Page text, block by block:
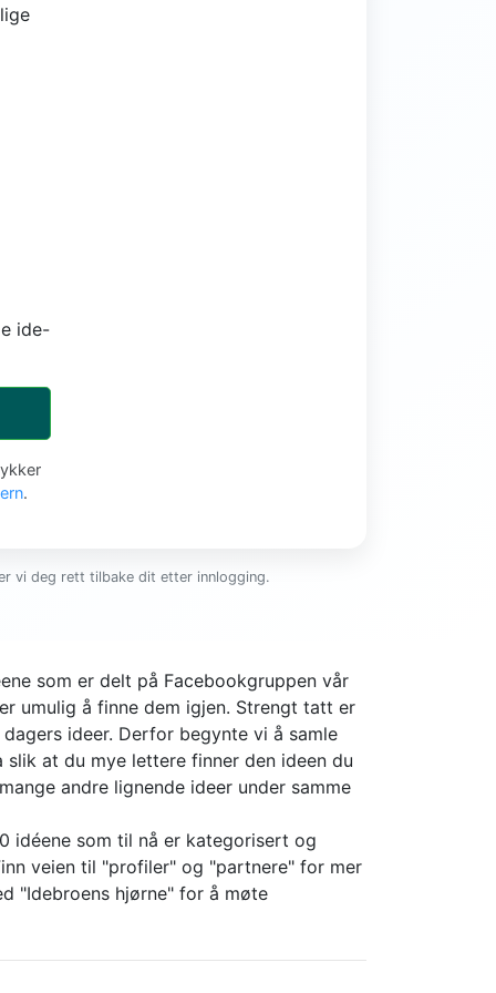
ide-
.
vi deg rett tilbake dit etter innlogging.
som er delt på Facebookgruppen vår
umulig å finne dem igjen. Strengt tatt er
ideer. Derfor begynte vi å samle
at du mye lettere finner den ideen du
andre lignende ideer under samme
idéene som til nå er kategorisert og
veien til "profiler" og "partnere" for mer
"Idebroens hjørne" for å møte